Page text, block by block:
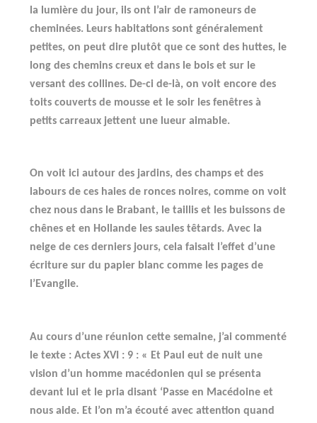
la lumière du jour, ils ont l’air de ramoneurs de
cheminées. Leurs habitations sont généralement
petites, on peut dire plutôt que ce sont des huttes, le
long des chemins creux et dans le bois et sur le
versant des collines. De-ci de-là, on voit encore des
toits couverts de mousse et le soir les fenêtres à
petits carreaux jettent une lueur aimable.
On voit ici autour des jardins, des champs et des
labours de ces haies de ronces noires, comme on voit
chez nous dans le Brabant, le taillis et les buissons de
chênes et en Hollande les saules têtards. Avec la
neige de ces derniers jours, cela faisait l’effet d’une
écriture sur du papier blanc comme les pages de
l’Evangile.
Au cours d’une réunion cette semaine, j’ai commenté
le texte : Actes XVI : 9 : « Et Paul eut de nuit une
vision d’un homme macédonien qui se présenta
devant lui et le pria disant ‘Passe en Macédoine et
nous aide. Et l’on m’a écouté avec attention quand